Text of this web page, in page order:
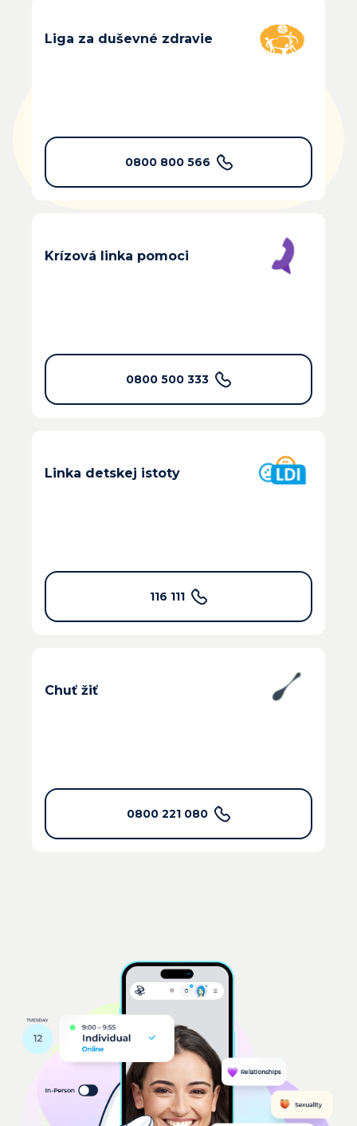
Liga za duševné zdravie
0800 800 566
Krízová linka pomoci
0800 500 333
Linka detskej istoty
116 111
Chuť žiť
0800 221 080